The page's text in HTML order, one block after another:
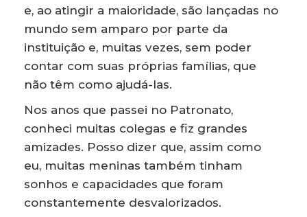
e, ao atingir a maioridade, são lançadas no
mundo sem amparo por parte da
instituição e, muitas vezes, sem poder
contar com suas próprias famílias, que
não têm como ajudá-las.
Nos anos que passei no Patronato,
conheci muitas colegas e fiz grandes
amizades. Posso dizer que, assim como
eu, muitas meninas também tinham
sonhos e capacidades que foram
constantemente desvalorizados.